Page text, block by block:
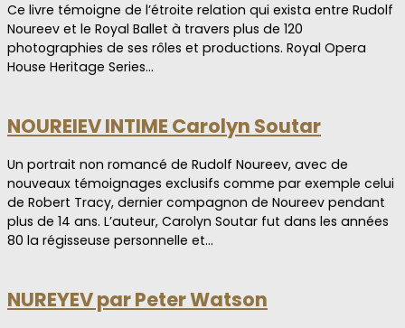
Ce livre témoigne de l’étroite relation qui exista entre Rudolf
Noureev et le Royal Ballet à travers plus de 120
photographies de ses rôles et productions. Royal Opera
House Heritage Series…
NOUREIEV INTIME Carolyn Soutar
Un portrait non romancé de Rudolf Noureev, avec de
nouveaux témoignages exclusifs comme par exemple celui
de Robert Tracy, dernier compagnon de Noureev pendant
plus de 14 ans. L’auteur, Carolyn Soutar fut dans les années
80 la régisseuse personnelle et…
NUREYEV par Peter Watson